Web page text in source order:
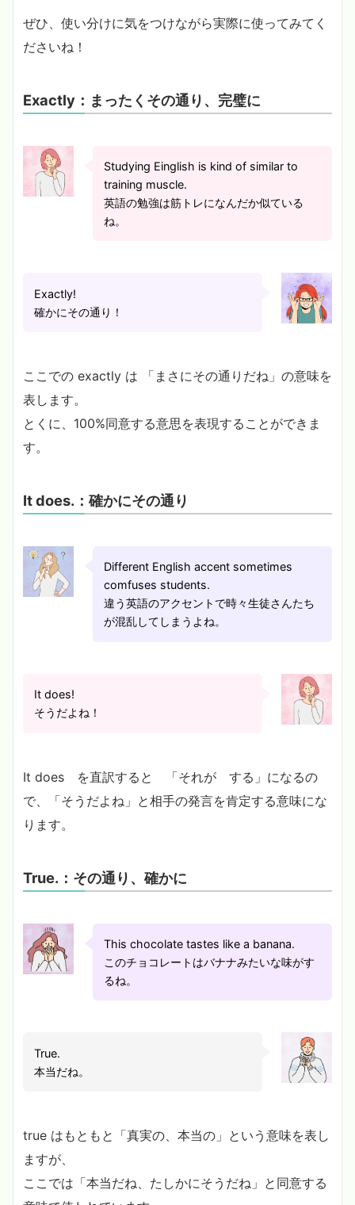
ぜひ、使い分けに気をつけながら実際に使ってみてく
ださいね！
Exactly：まったくその通り、完璧に
Studying Einglish is kind of similar to
training muscle.
英語の勉強は筋トレになんだか似ている
ね。
Exactly!
確かにその通り！
ここでの exactly は 「まさにその通りだね」の意味を
表します。
とくに、100%同意する意思を表現することができま
す。
It does.：確かにその通り
Different English accent sometimes
comfuses students.
違う英語のアクセントで時々生徒さんたち
が混乱してしまうよね。
It does!
そうだよね！
It does を直訳すると 「それが する」になるの
で、「そうだよね」と相手の発言を肯定する意味にな
ります。
True.：その通り、確かに
This chocolate tastes like a banana.
このチョコレートはバナナみたいな味がす
るね。
True.
本当だね。
true はもともと「真実の、本当の」という意味を表し
ますが、
ここでは「本当だね、たしかにそうだね」と同意する